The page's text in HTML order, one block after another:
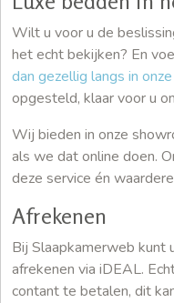
Wilt u voor u de
het echt bekijken? En
dan gezellig langs in
opgesteld, klaar voor u
Wij bieden in onze
als we dat online doen.
deze service én
Afrekenen
Bij Slaapkamerweb kunt
afrekenen via iDEAL.
contant te betalen, dit